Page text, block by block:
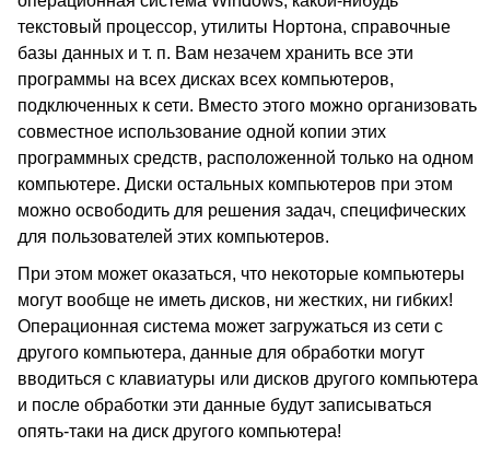
текстовый процессор, утилиты Нортона, справочные
базы данных и т. п. Вам незачем хранить все эти
программы на всех дисках всех компьютеров,
подключенных к сети. Вместо этого можно организовать
совместное использование одной копии этих
программных средств, расположенной только на одном
компьютере. Диски остальных компьютеров при этом
можно освободить для решения задач, специфических
для пользователей этих компьютеров.
При этом может оказаться, что некоторые компьютеры
могут вообще не иметь дисков, ни жестких, ни гибких!
Операционная система может загружаться из сети с
другого компьютера, данные для обработки могут
вводиться с клавиатуры или дисков другого компьютера
и после обработки эти данные будут записываться
опять-таки на диск другого компьютера!